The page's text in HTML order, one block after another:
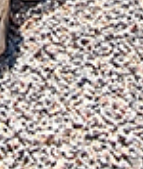
ou sur mesure